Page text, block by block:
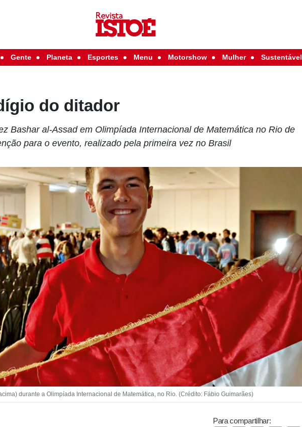
Gente Planeta Esportes Menu Motorshow Mulher Sustentável
do ditador
Bashar al-Assad em Olimpíada Internacional de Matemática no Rio de
para o evento, realizado pela primeira vez no Brasil
durante a Olimpíada Internacional de Matemática, no Rio. (Crédito: Fábio Guimarães)
Para compartilhar: